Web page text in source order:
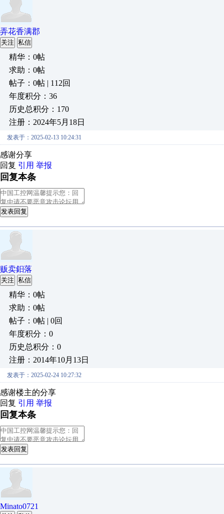
弄花香满郡
关注 私信
精华：0帖
求助：0帖
帖子：0帖 | 112回
年度积分：36
历史总积分：170
注册：2024年5月18日
发表于：2025-02-13 10:24:31
感谢分享
回复 引用 举报
回复本条
发表回复
贩卖鈤落
关注 私信
精华：0帖
求助：0帖
帖子：0帖 | 0回
年度积分：0
历史总积分：0
注册：2014年10月13日
发表于：2025-02-24 10:27:32
感谢楼主的分享
回复 引用 举报
回复本条
发表回复
Minato0721